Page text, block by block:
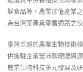
鮮食品等。農業加值產業
為台灣茶產業零售通路之
臺灣卓越的農業生物技術
供進駐企業豐沛軟硬體資
農業生物科技多元發展及